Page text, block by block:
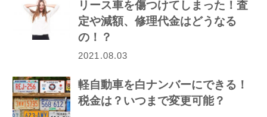
リース車を傷つけてしまった！査
定や減額、修理代金はどうなる
の！？
2021.08.03
軽自動車を白ナンバーにできる！
税金は？いつまで変更可能？